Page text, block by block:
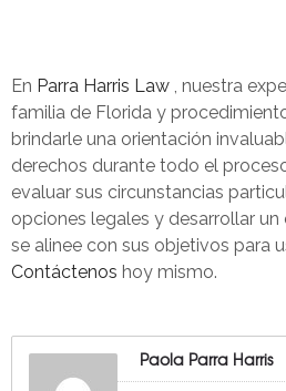
En Parra Harris Law , nuestra
familia de Florida y
brindarle una orientación
derechos durante todo el
evaluar sus circunstancias
opciones legales y desarrollar
se alinee con sus objetivos para
Contáctenos hoy mismo.
Paola Parra Harris